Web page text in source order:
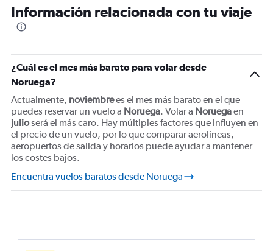
Información relacionada con tu viaje
¿Cuál es el mes más barato para volar desde
Noruega?
Actualmente, noviembrees el mes más barato en el que
puedes reservar un vuelo a Noruega. Volar a Noruegaen
julioserá el más caro. Hay múltiples factores que influyen en
el precio de un vuelo, por lo que comparar aerolíneas,
aeropuertos de salida y horarios puede ayudar a mantener
los costes bajos.
Encuentra vuelos baratos desde Noruega